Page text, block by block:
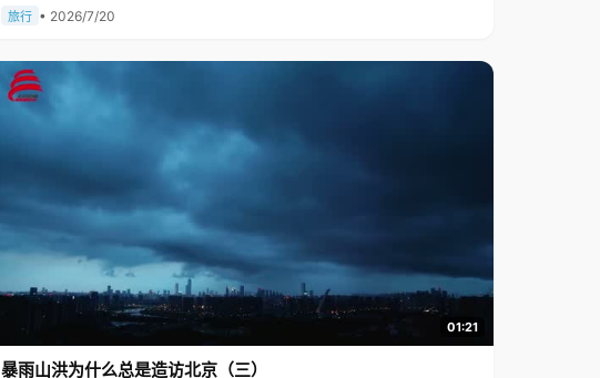
旅行 • 2026/7/20
01:21
暴雨山洪为什么总是造访北京（三）